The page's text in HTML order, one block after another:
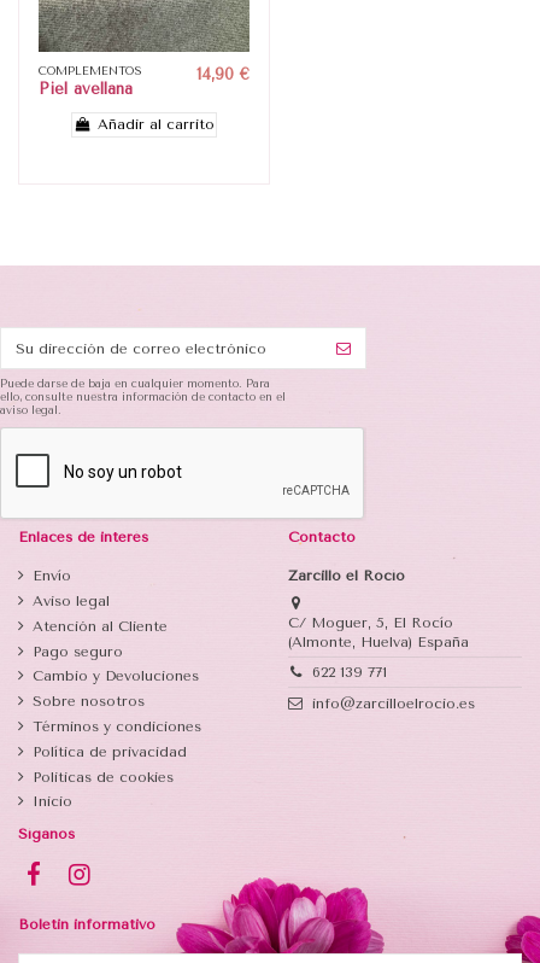
COMPLEMENTOS
Piel avellana
14,90 €
Añadir al carrito
Puede darse de baja en cualquier momento. Para
ello, consulte nuestra información de contacto en el
aviso legal.
Enlaces de interés
Envío
Aviso legal
Atención al Cliente
Pago seguro
Cambio y Devoluciones
Sobre nosotros
Términos y condiciones
Política de privacidad
Politicas de cookies
Inicio
Contacto
Zarcillo el Rocío
C/ Moguer, 5, El Rocío
(Almonte, Huelva) España
622 139 771
info@zarcilloelrocio.es
Síganos
Boletin informativo